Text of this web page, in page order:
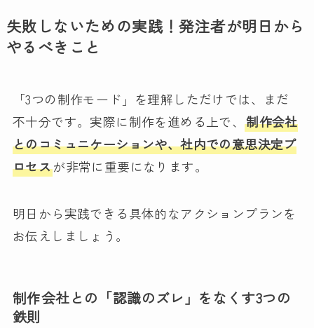
失敗しないための実践！発注者が明日から
やるべきこと
「3つの制作モード」を理解しただけでは、まだ
不十分です。実際に制作を進める上で、制作会社
とのコミュニケーションや、社内での意思決定プ
ロセスが非常に重要になります。
明日から実践できる具体的なアクションプランを
お伝えしましょう。
制作会社との「認識のズレ」をなくす3つの
鉄則